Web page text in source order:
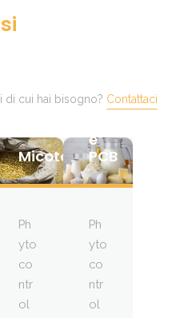
di cui hai bisogno? Contattaci
Micotossine
Ph
yto
co
ntr
ol
e
PCB
Ph
yto
co
ntr
ol